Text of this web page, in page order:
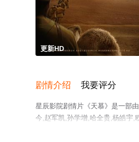
更新HD
剧情介绍 我要评分
星辰影院剧情片《天慕》是一部
今,赵军凯,孙学增,哈全贵,杨皓宇,
减完整版电影大全就上星辰影视